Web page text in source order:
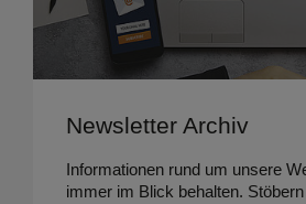
Newsletter Archiv
Informationen rund um unsere
immer im Blick behalten.